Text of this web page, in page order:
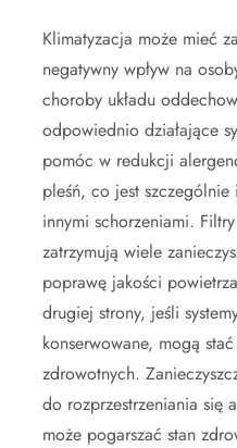
Klimatyzacja może mieć
negatywny wpływ na
choroby układu
odpowiednio działające
pomóc w redukcji
pleśń, co jest
innymi schorzeniami.
zatrzymują wiele
poprawę jakości
drugiej strony, jeśli
konserwowane, mogą
zdrowotnych.
do rozprzestrzeniania się
może pogarszać stan